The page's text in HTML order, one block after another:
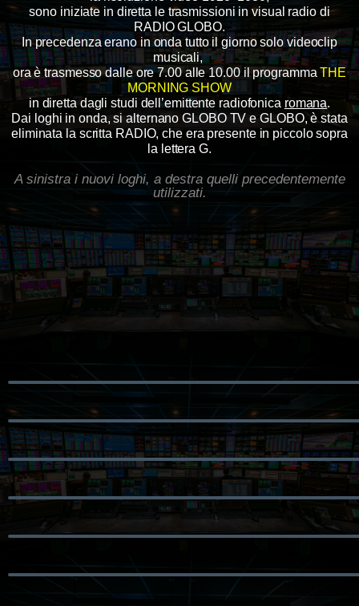
sono iniziate in diretta le trasmissioni in visual radio di
RADIO GLOBO.
In precedenza erano in onda tutto il giorno solo videoclip
musicali,
ora è trasmesso dalle ore 7.00 alle 10.00 il programmaTHE
MORNING SHOW
in diretta dagli studi dell’emittente radiofonica romana.
Dai loghi in onda, si alternano GLOBO TV e GLOBO, è stata
eliminata la scritta RADIO, che era presente in piccolo sopra
la lettera G.
A sinistra i nuovi loghi, a destra quelli precedentemente
utilizzati.